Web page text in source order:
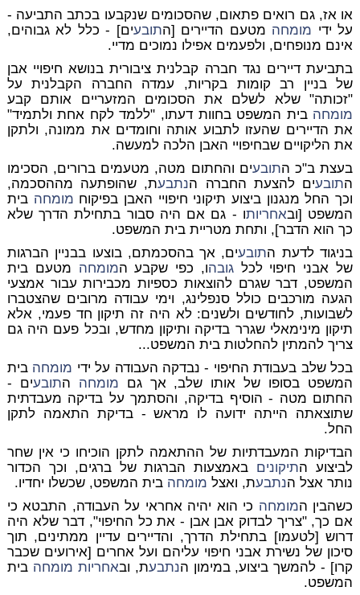
או אז, גם רואים פתאום, שהסכומים שנקבעו בכתב התביעה -
על ידי מומחה מטעם הדיירים [התובעים] - כלל לא גבוהים,
אינם מנופחים, ולפעמים אפילו נמוכים מדיי.
בתביעת דיירים נגד חברה קבלנית ציבורית בנושא חיפויי אבן
של בניין רב קומות בקריות, עמדה החברה הקבלנית על
"זכותה" שלא לשלם את הסכומים המזעריים אותם קבע
מומחה בית המשפט בחוות דעתו, "ללמד לקח אחת ולתמיד"
את הדיירים שהעזו לתבוע אותה וחומדים את ממונה, ולתקן
את הליקויים שבחיפויי האבן הלכה למעשה.
בעצת ב"כ התובעים והחתום מטה, מטעמים ברורים, הסכימו
התובעים להצעת החברה הנתבעת, שהופתעה מההסכמה,
וכך החל מנגנון ביצוע תיקוני חיפויי האבן בפיקוח מומחה בית
המשפט [ובאחריותו - גם אם היה סבור בתחילת הדרך שלא
כך הוא הדבר], ותחת מטריית בית המשפט.
בניגוד לדעת התובעים, אך בהסכמתם, בוצעו בבניין הברגות
של אבני חיפוי לכלגובהו, כפי שקבע המומחה מטעם בית
המשפט, דבר שגרם להוצאות כספיות מכבירות עבור אמצעי
הגעה מורכבים כולל סנפלינג, וימי עבודה מרובים שהצטברו
לשבועות, לחודשים ולשנים: לא היה זה תיקון חד פעמי, אלא
תיקון מינימאלי שגרר בדיקה ותיקון מחדש, ובכל פעם היה גם
צריך להמתין להחלטות בית המשפט...
בכל שלב בעבודת החיפוי - נבדקה העבודה על ידי מומחה בית
המשפט בסופו של אותו שלב, אך גם מומחה התובעים -
החתום מטה - הוסיף בדיקה, והסתמך על בדיקה מעבדתית
שתוצאתה הייתה ידועה לו מראש - בדיקת התאמה לתקן
החל.
הבדיקות המעבדתיות של ההתאמה לתקן הוכיחו כי אין שחר
לביצוע התיקונים באמצעות הברגות של ברגים, וכך הכדור
נותר אצל הנתבעת, ואצל מומחה בית המשפט, שכשלו יחדיו.
כשהבין המומחה כי הוא יהיה אחראי על העבודה, התבטא כי
אם כך, "צריך לבדוק אבן אבן - את כל החיפוי", דבר שלא היה
דרוש [לטעמו] בתחילת הדרך, והדיירים עדיין ממתינים, תוך
סיכון של נשירת אבני חיפוי עליהם ועל אחרים [אירועים שכבר
קרו] - להמשך ביצוע, במימון הנתבעת, ובאחריות מומחה בית
המשפט.